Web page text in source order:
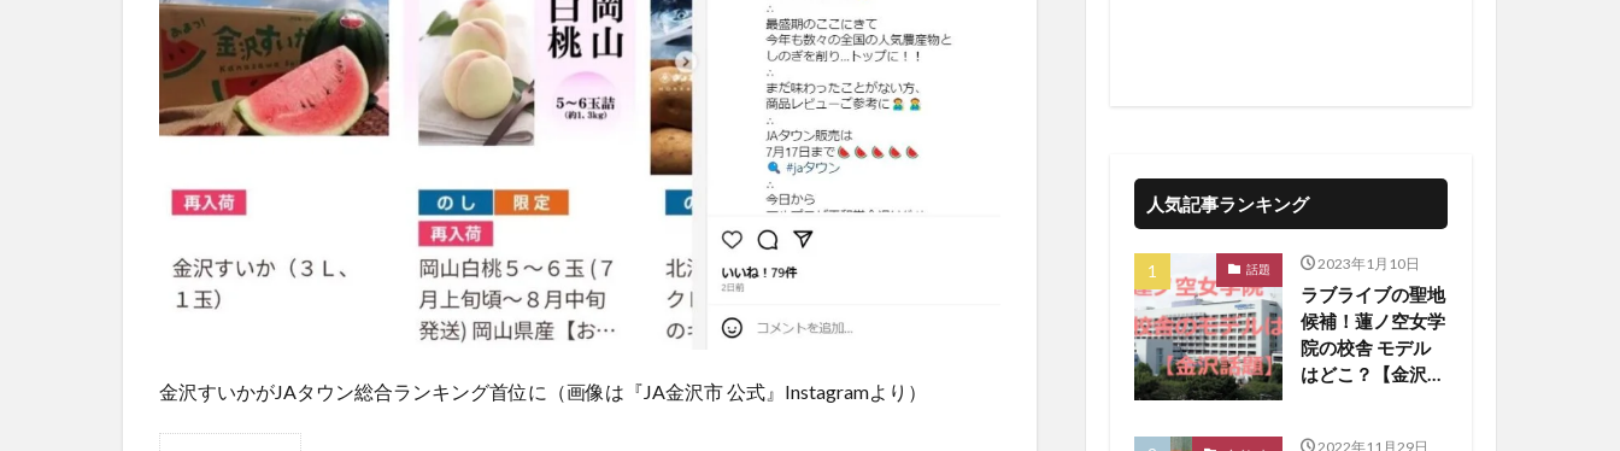
金沢すいかがJAタウン総合ランキング首位に（画像は『JA金沢市 公式』Instagramより）
人気記事ランキング
話題 2023年1月10日
ラブライブの聖地
候補！蓮ノ空女学
院の校舎 モデル
はどこ？【金沢話
2022年11月29日